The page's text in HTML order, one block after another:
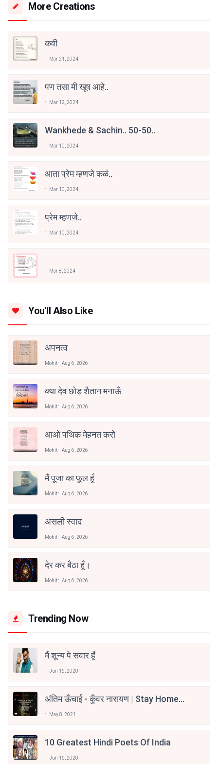
More Creations
कवी
Mar 21, 2024
पण तसा मी खूष आहे..
Mar 12, 2024
Wankhede & Sachin.. 50-50..
Mar 10, 2024
आता प्रेम म्हणजे कळं..
Mar 10, 2024
प्रेम म्हणजे..
Mar 10, 2024
Mar 8, 2024
You'll Also Like
अपनत्व
Mohit Aug 6, 2026
क्या देव छोड़ शैतान मनाऊँ
Mohit Aug 6, 2026
आओ पथिक मेहनत करो
Mohit Aug 6, 2026
मैं पूजा का फूल हूँ
Mohit Aug 6, 2026
असली स्वाद
Mohit Aug 6, 2026
देर कर बैठा हूँ।
Mohit Aug 6, 2026
Trending Now
मैं शून्य पे सवार हूँ
Jun 16, 2020
अंतिम ऊँचाई - कुँवर नारायण | Stay Home
May 8, 2021
10 Greatest Hindi Poets Of India
Jun 16, 2020